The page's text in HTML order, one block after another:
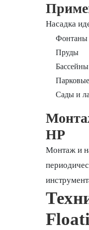
Насадка
Фонтаны
Пруды
Бассейны
Сады и
HP
Монтаж и